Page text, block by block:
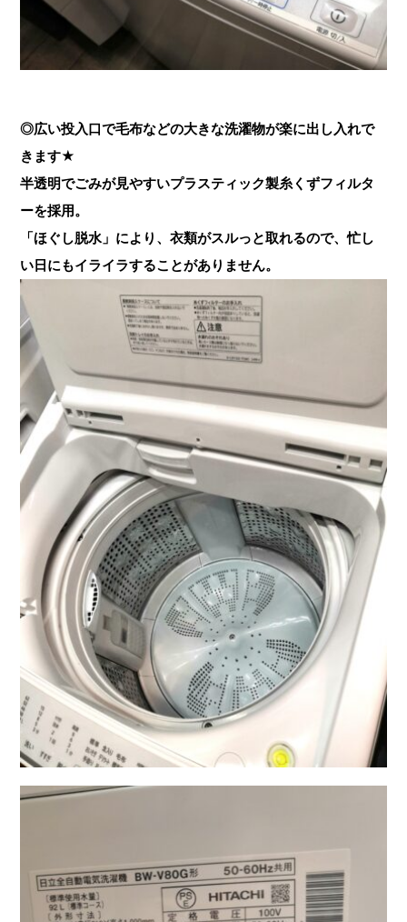
◎広い投入口で毛布などの大きな洗濯物が楽に出し入れで
きます★
半透明でごみが見やすいプラスティック製糸くずフィルタ
ーを採用。
「ほぐし脱水」により、衣類がスルっと取れるので、忙し
い日にもイライラすることがありません。